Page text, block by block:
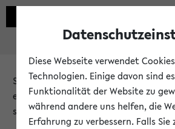
Sie möchten auf eine eKVV Funktion
erst nach einer Anmeldung am
steht.
Diese Webseite verwendet
Technologien. Einige davon sind
Funktionalität der Website zu
während andere uns helfen, die
Erfahrung zu verbessern. Falls